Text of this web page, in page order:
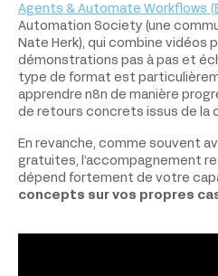
Agents & Automate Workflows
Automation Society (une
Nate Herk), qui combine vidéos
démonstrations pas à pas et
type de format est
apprendre n8n de manière
de retours concrets issus de la
En revanche, comme souvent
gratuites, l’accompagnement
dépend fortement de votre
concepts sur vos propres